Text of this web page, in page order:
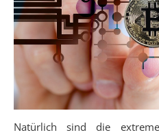
Natürlich sind die